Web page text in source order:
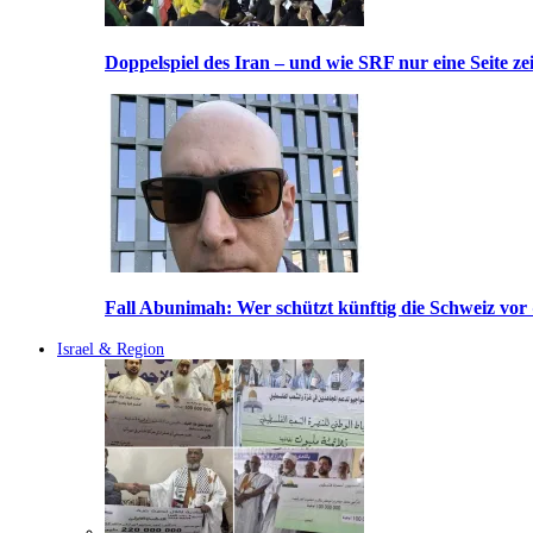
Doppelspiel des Iran – und wie SRF nur eine Seite
Fall Abunimah: Wer schützt künftig die Schweiz vor
Israel & Region